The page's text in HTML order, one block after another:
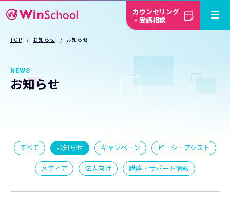
カウンセリング
・受講相談
TOP お知らせ お知らせ
NEWS
お知らせ
すべて お知らせ キャンペーン ピーシーアシスト
メディア 法人向け 講座・サポート情報